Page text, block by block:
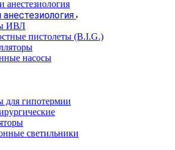
ИВЛ
пистолеты (B.I.G.)
насосы
для гипотермии
светильники